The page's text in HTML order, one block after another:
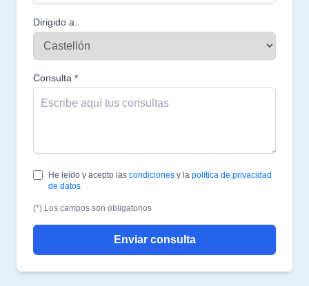
Dirigido a..
Consulta *
He leído y acepto lascondiciones y lapolítica de privacidad
de datos
(*) Los campos son obligatorios
Enviar consulta